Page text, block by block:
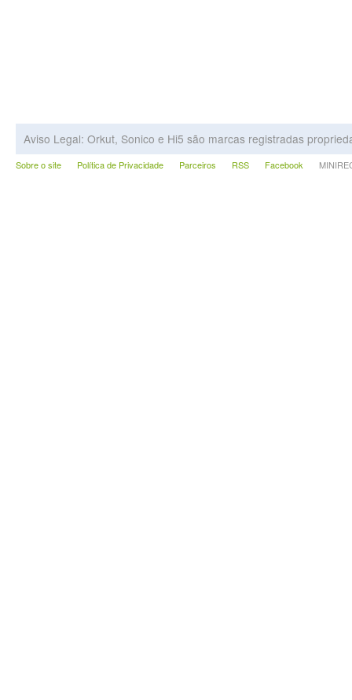
Aviso Legal: Orkut, Sonico e Hi5 são marcas registradas
Sobre o site Política de Privacidade Parceiros RSS Facebook